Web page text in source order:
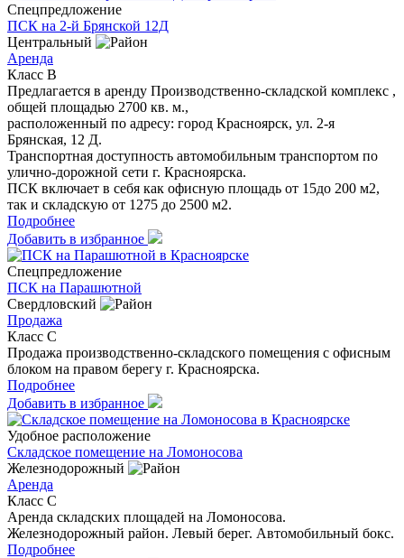
Спецпредложение
ПСК на 2-й Брянской 12Д
Центральный
Аренда
Класс B
Предлагается в аренду Производственно-складской комплекс ,
общей площадью 2700 кв. м.,
расположенный по адресу: город Красноярск, ул. 2-я
Брянская, 12 Д.
Транспортная доступность автомобильным транспортом по
улично-дорожной сети г. Красноярска.
ПСК включает в себя как офисную площадь от 15до 200 м2,
так и складскую от 1275 до 2500 м2.
Подробнее
Добавить в избранное
Спецпредложение
ПСК на Парашютной
Свердловский
Продажа
Класс C
Продажа производственно-складского помещения с офисным
блоком на правом берегу г. Красноярска.
Подробнее
Добавить в избранное
Удобное расположение
Складское помещение на Ломоносова
Железнодорожный
Аренда
Класс C
Аренда складских площадей на Ломоносова.
Железнодорожный район. Левый берег. Автомобильный бокс.
Подробнее